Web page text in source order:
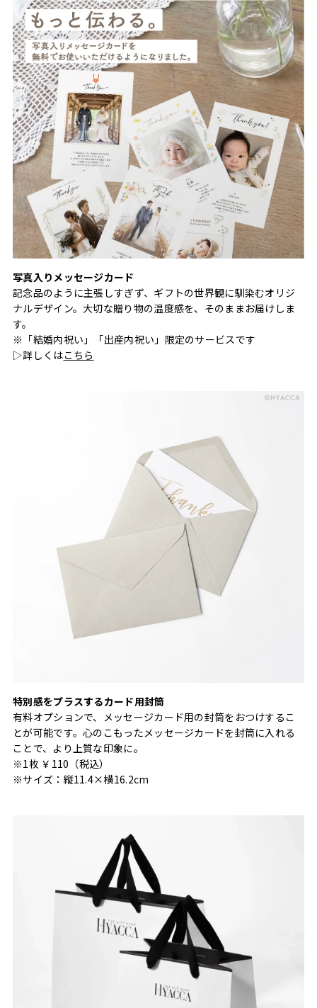
写真入りメッセージカード
記念品のように主張しすぎず、ギフトの世界観に馴染むオリジ
ナルデザイン。大切な贈り物の温度感を、そのままお届けしま
す。
※「結婚内祝い」「出産内祝い」限定のサービスです
▷詳しくはこちら
特別感をプラスするカード用封筒
有料オプションで、メッセージカード用の封筒をおつけするこ
とが可能です。心のこもったメッセージカードを封筒に入れる
ことで、より上質な印象に。
※1枚 ￥110（税込）
※サイズ：縦11.4×横16.2cm